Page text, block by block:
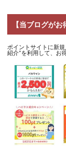
【当ブログが
ポイントサイトに新
紹介”を利用して、お